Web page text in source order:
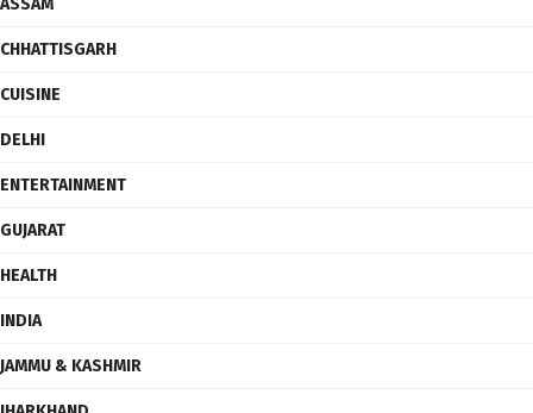
ASSAM
CHHATTISGARH
CUISINE
DELHI
ENTERTAINMENT
GUJARAT
HEALTH
INDIA
JAMMU & KASHMIR